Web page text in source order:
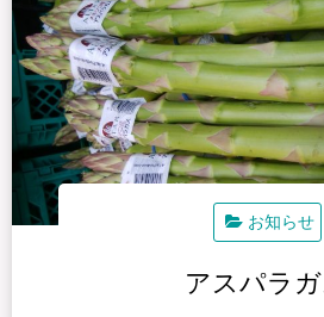
お知らせ
アスパラガ